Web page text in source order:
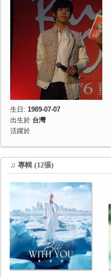
生日: 1989-07-07
出生於 台灣
活躍於
♫ 專輯 (12張)